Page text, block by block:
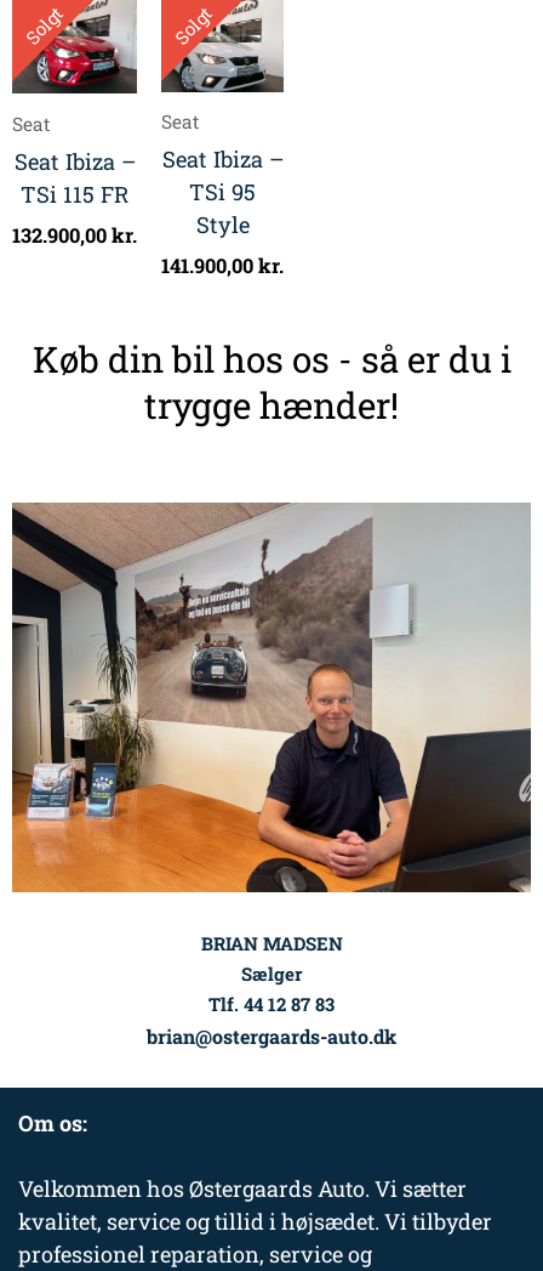
Solgt
Seat
Seat Ibiza –
TSi 115 FR
132.900,00kr.
Solgt
Seat
Seat Ibiza –
TSi 95
Style
141.900,00kr.
Køb din bil hos os - så er du i
trygge hænder!
BRIAN MADSEN
Sælger
Tlf. 44 12 87 83
brian@ostergaards-auto.dk
Om os:
Velkommen hos Østergaards Auto. Vi sætter
kvalitet, service og tillid i højsædet. Vi tilbyder
professionel reparation, service og